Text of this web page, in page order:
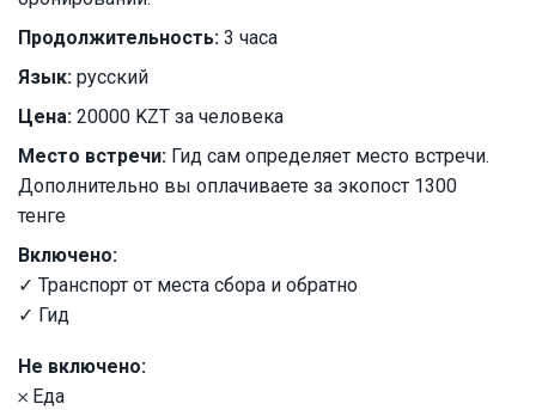
Продолжительность: 3 часа
Язык: русский
Цена: 20000 KZT за человека
Место встречи: Гид сам определяет место встречи.
Дополнительно вы оплачиваете за экопост 1300
тенге
Включено:
✓ Транспорт от места сбора и обратно
✓ Гид
Не включено:
𐄂 Еда